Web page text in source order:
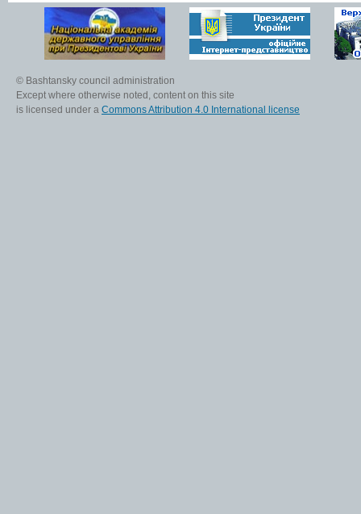
© Bashtansky council administration
Except where otherwise noted, content on this site
is licensed under a Commons Attribution 4.0 International license